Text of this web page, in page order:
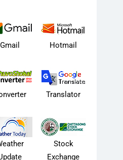
Gmail Hotmail
Translator
Stock
Exchange